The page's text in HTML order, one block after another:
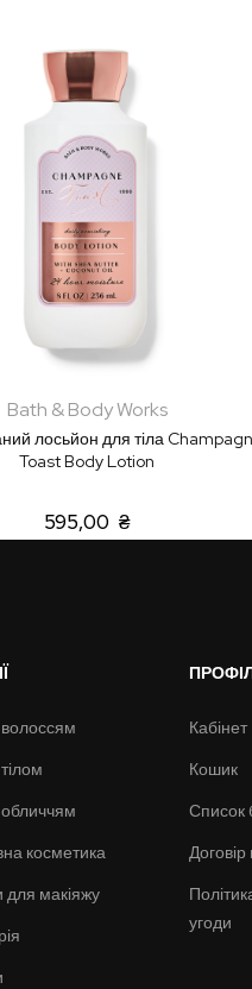
Bath & Body Works
лосьйон для тіла
Toast Body Lotion
595,00 ₴
косметика
для макіяжу
Кабінет
Кошик
Список
угоди